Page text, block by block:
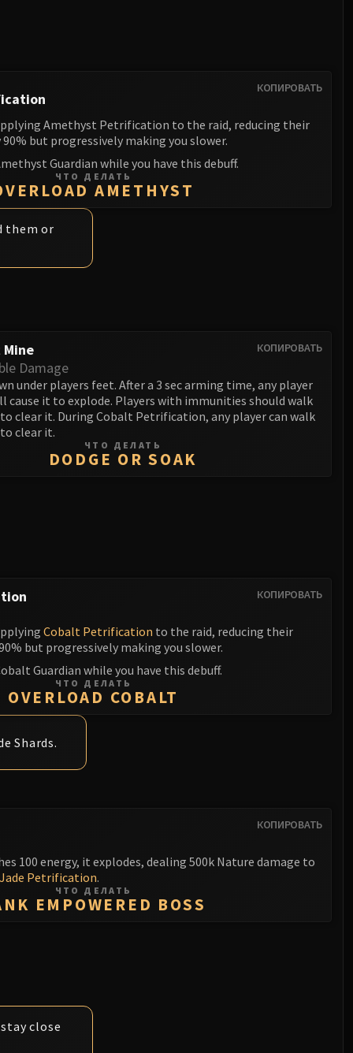
КОПИРОВАТЬ
Amethyst Petrification to the raid, reducing their
but progressively making you slower.
Guardian while you have this debuff.
ЧТО ДЕЛАТЬ
AMETHYST
them or
КОПИРОВАТЬ
Damage
under players feet. After a 3 sec arming time, any player
cause it to explode. Players with immunities should walk
clear it. During Cobalt Petrification, any player can walk
clear it.
ЧТО ДЕЛАТЬ
DODGE OR SOAK
КОПИРОВАТЬ
Cobalt Petrification to the raid, reducing their
but progressively making you slower.
Guardian while you have this debuff.
ЧТО ДЕЛАТЬ
OVERLOAD COBALT
Shards.
КОПИРОВАТЬ
100 energy, it explodes, dealing 500k Nature damage to
Jade Petrification.
ЧТО ДЕЛАТЬ
EMPOWERED BOSS
close